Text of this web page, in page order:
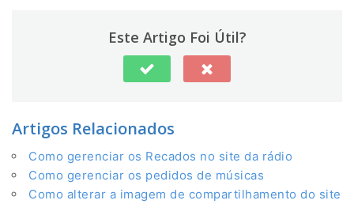
Este Artigo Foi Útil?
Artigos Relacionados
Como gerenciar os Recados no site da rádio
Como gerenciar os pedidos de músicas
Como alterar a imagem de compartilhamento do site